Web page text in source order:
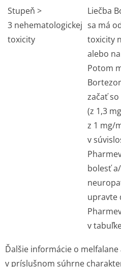
Stupeň >
3 nehematologickej
toxicity
Liečba
sa má
toxicity
alebo
Potom
začať
(z 1,3
z 1 mg/
v
bolesť
upravte
v
Ďalšie informácie o
v príslušnom súhrne